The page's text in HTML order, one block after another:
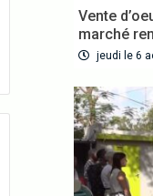
Vente
marché
jeudi le 6